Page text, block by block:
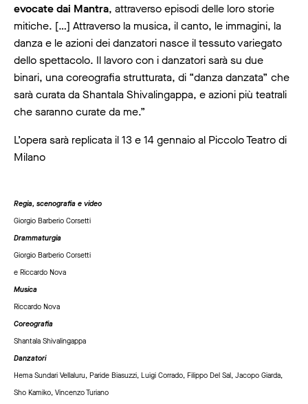
evocate dai Mantra, attraverso episodi delle loro storie
mitiche. […] Attraverso la musica, il canto, le immagini, la
danza e le azioni dei danzatori nasce il tessuto variegato
dello spettacolo. Il lavoro con i danzatori sarà su due
binari, una coreografia strutturata, di “danza danzata” che
sarà curata da Shantala Shivalingappa, e azioni più teatrali
che saranno curate da me.”
L’opera sarà replicata il 13 e 14 gennaio al Piccolo Teatro di
Milano
Regia, scenografia e video
Giorgio Barberio Corsetti
Drammaturgia
Giorgio Barberio Corsetti
e Riccardo Nova
Musica
Riccardo Nova
Coreografia
Shantala Shivalingappa
Danzatori
Hema Sundari Vellaluru, Paride Biasuzzi, Luigi Corrado, Filippo Del Sal, Jacopo Giarda,
Sho Kamiko, Vincenzo Turiano